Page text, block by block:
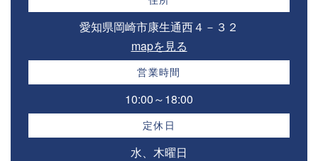
愛知県岡崎市康生通西４－３２⁣
mapを見る
営業時間
10:00～18:00⁣
定休日
水、木曜日